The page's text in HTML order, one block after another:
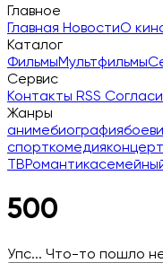
Главное
Главная НовостиО
Каталог
ФильмыМультфильмы
Сервис
Контакты RSS
Жанры
анимебиография
спорткомедияконцерт
ТВРомантика
500
Упс... Что-то пошло